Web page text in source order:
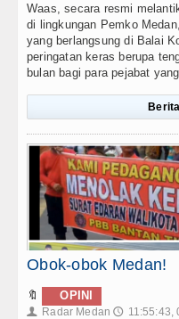
Waas, secara resmi
di lingkungan Pemko
yang berlangsung di Balai
peringatan keras berupa
bulan bagi para pejabat
Obok-obok Medan!
🔖 OPINI
👤 Radar Medan 🕔 11:55:43,